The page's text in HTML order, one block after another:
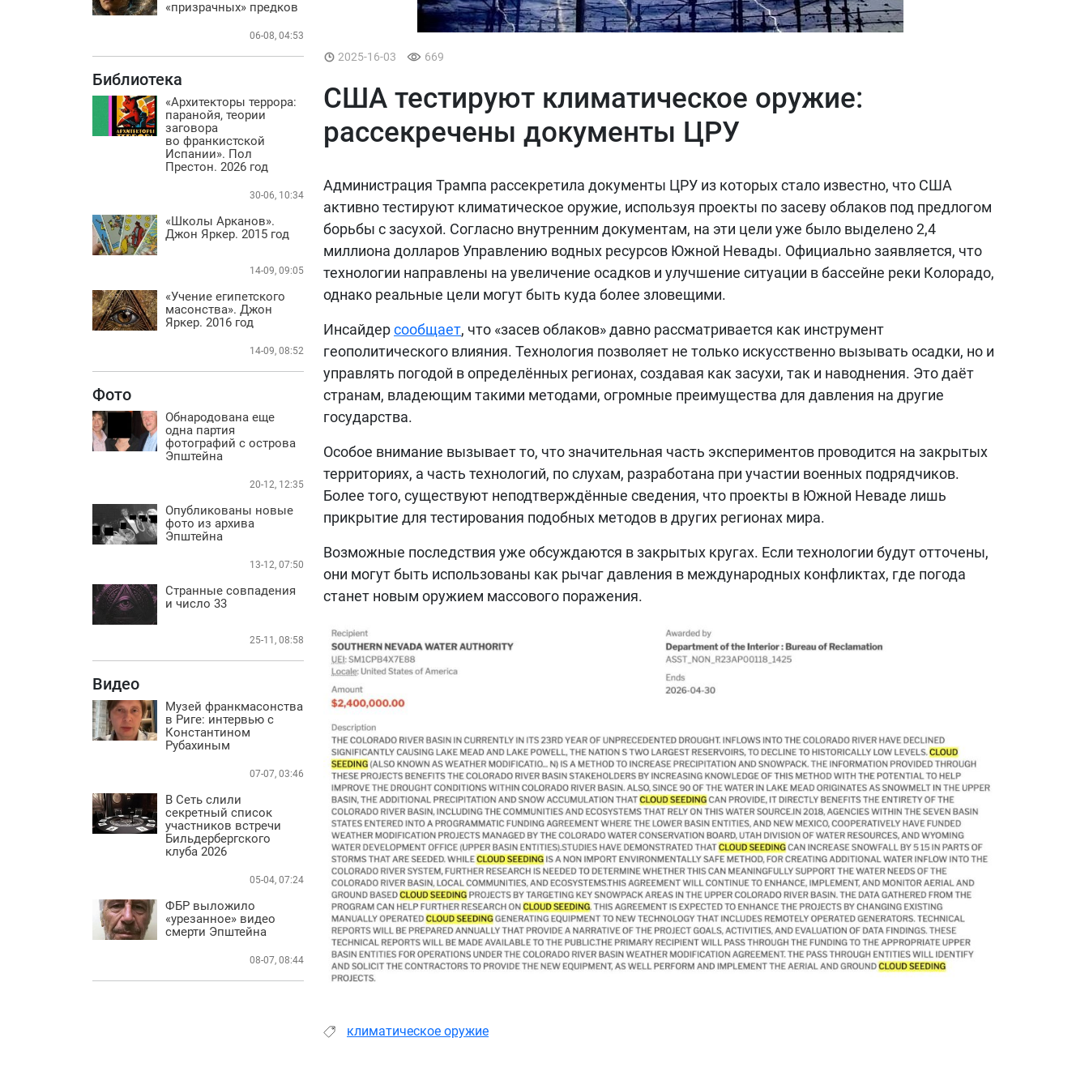
Практика
ФОТО
«призрачных» предков
06-08, 04:53
Библиотека
«Архитекторы террора:
паранойя, теории
заговора
во франкистской
Испании». Пол
Престон. 2026 год
30-06, 10:34
«Школы Арканов».
Джон Яркер. 2015 год
14-09, 09:05
«Учение египетского
масонства». Джон
Яркер. 2016 год
14-09, 08:52
Фото
Обнародована еще
одна партия
фотографий с острова
Эпштейна
20-12, 12:35
Опубликованы новые
фото из архива
Эпштейна
13-12, 07:50
Странные совпадения
и число 33
25-11, 08:58
Видео
Музей франкмасонства
в Риге: интервью с
Константином
Рубахиным
07-07, 03:46
В Сеть слили
секретный список
участников встречи
Бильдербергского
клуба 2026
05-04, 07:24
ФБР выложило
«урезанное» видео
смерти Эпштейна
08-07, 08:44
2025-16-03 669
США тестируют климатическое оружие:
рассекречены документы ЦРУ
Администрация Трампа рассекретила документы ЦРУ из которых стало известно, что США
активно тестируют климатическое оружие, используя проекты по засеву облаков под предлогом
борьбы с засухой. Согласно внутренним документам, на эти цели уже было выделено 2,4
миллиона долларов Управлению водных ресурсов Южной Невады. Официально заявляется, что
технологии направлены на увеличение осадков и улучшение ситуации в бассейне реки Колорадо,
однако реальные цели могут быть куда более зловещими.
Инсайдерсообщает, что «засев облаков» давно рассматривается как инструмент
геополитического влияния. Технология позволяет не только искусственно вызывать осадки, но и
управлять погодой в определённых регионах, создавая как засухи, так и наводнения. Это даёт
странам, владеющим такими методами, огромные преимущества для давления на другие
государства.
Особое внимание вызывает то, что значительная часть экспериментов проводится на закрытых
территориях, а часть технологий, по слухам, разработана при участии военных подрядчиков.
Более того, существуют неподтверждённые сведения, что проекты в Южной Неваде лишь
прикрытие для тестирования подобных методов в других регионах мира.
Возможные последствия уже обсуждаются в закрытых кругах. Если технологии будут отточены,
они могут быть использованы как рычаг давления в международных конфликтах, где погода
станет новым оружием массового поражения.
климатическое оружие